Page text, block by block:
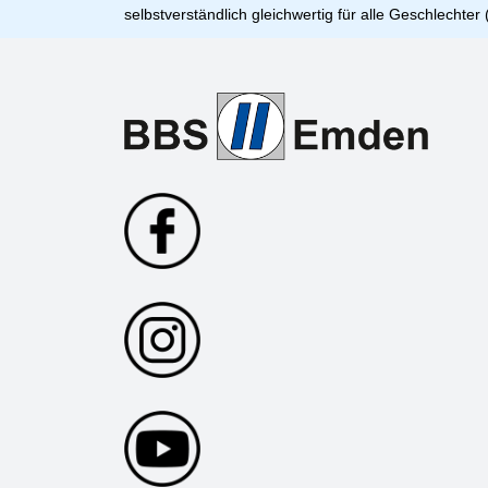
selbstverständlich gleichwertig für alle Geschlechter